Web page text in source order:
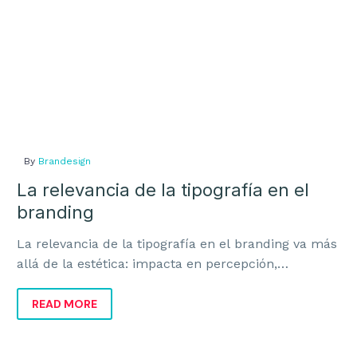
By Brandesign
La relevancia de la tipografía en el
branding
La relevancia de la tipografía en el branding va más
allá de la estética: impacta en percepción,
READ MORE